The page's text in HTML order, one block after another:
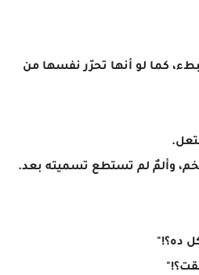
كما لو أنها تحرّر نفسها من
وألمٌ لم تستطع تسميته بعد.
ده؟!"